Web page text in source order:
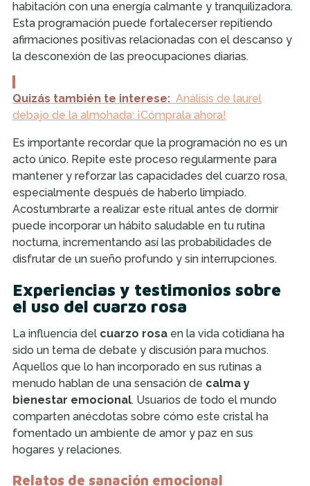
habitación con una energía calmante y tranquilizadora.
Esta programación puede fortalecerser repitiendo
afirmaciones positivas relacionadas con el descanso y
la desconexión de las preocupaciones diarias.
Quizás también te interese: Análisis de laurel
debajo de la almohada: ¡Cómprala ahora!
Es importante recordar que la programación no es un
acto único. Repite este proceso regularmente para
mantener y reforzar las capacidades del cuarzo rosa,
especialmente después de haberlo limpiado.
Acostumbrarte a realizar este ritual antes de dormir
puede incorporar un hábito saludable en tu rutina
nocturna, incrementando así las probabilidades de
disfrutar de un sueño profundo y sin interrupciones.
Experiencias y testimonios sobre
el uso del cuarzo rosa
La influencia del cuarzo rosa en la vida cotidiana ha
sido un tema de debate y discusión para muchos.
Aquellos que lo han incorporado en sus rutinas a
menudo hablan de una sensación de calma y
bienestar emocional. Usuarios de todo el mundo
comparten anécdotas sobre cómo este cristal ha
fomentado un ambiente de amor y paz en sus
hogares y relaciones.
Relatos de sanación emocional